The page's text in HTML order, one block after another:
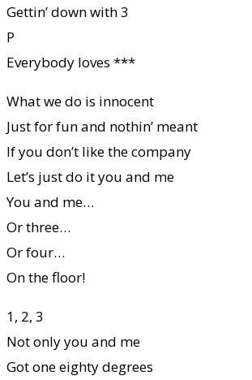
Gettin’ down with 3
P
Everybody loves ***
What we do is innocent
Just for fun and nothin’ meant
If you don’t like the company
Let’s just do it you and me
You and me…
Or three…
Or four…
On the floor!
1, 2, 3
Not only you and me
Got one eighty degrees